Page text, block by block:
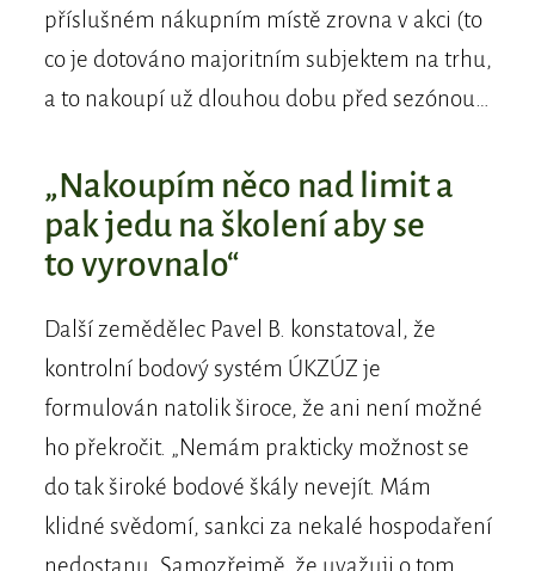
příslušném nákupním místě zrovna v akci (to
co je dotováno majoritním subjektem na trhu,
a to nakoupí už dlouhou dobu před sezónou…
„Nakoupím něco nad limit a
pak jedu na školení aby se
to vyrovnalo“
Další zemědělec Pavel B. konstatoval, že
kontrolní bodový systém ÚKZÚZ je
formulován natolik široce, že ani není možné
ho překročit. „Nemám prakticky možnost se
do tak široké bodové škály nevejít. Mám
klidné svědomí, sankci za nekalé hospodaření
nedostanu. Samozřejmě, že uvažuji o tom,